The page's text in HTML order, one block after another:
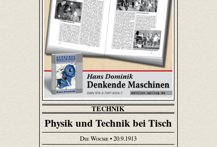
TECHNIK
Physik und Technik bei Tisch
Die Woche• 20.9.1913